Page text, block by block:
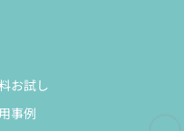
お試し
事例